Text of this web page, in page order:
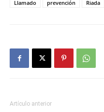
Llamado
prevención Riada
Artículo anterior